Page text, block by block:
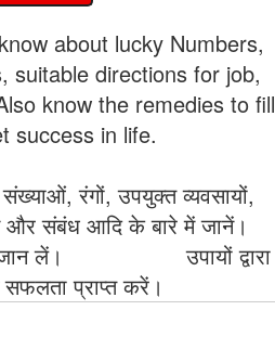
about lucky Numbers,
suitable directions for job,
know the remedies to fill
success in life.
रंगों, उपयुक्त व्यवसायों,
और संबंध आदि के बारे में जानें।
भी जान लें। उपायों द्वारा
प्राप्त करें।